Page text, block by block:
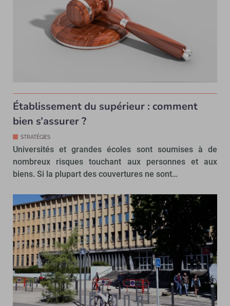
Établissement du supérieur : comment
bien s’assurer ?
STRATÉGIES
Universités et grandes écoles sont soumises à de
nombreux risques touchant aux personnes et aux
biens. Si la plupart des couvertures ne sont…